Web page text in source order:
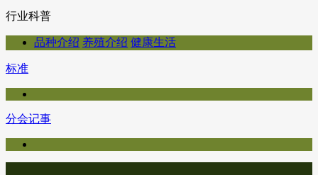
行业科普
品种介绍 养殖介绍 健康生活
标准
分会记事